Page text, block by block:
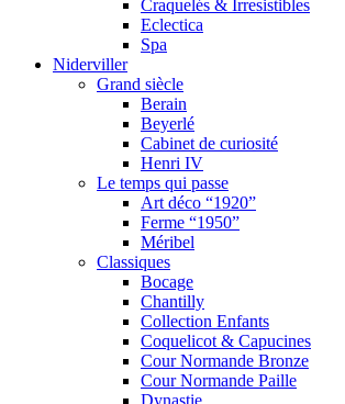
Craquelés & Irresistibles
Eclectica
Spa
Niderviller
Grand siècle
Berain
Beyerlé
Cabinet de curiosité
Henri IV
Le temps qui passe
Art déco “1920”
Ferme “1950”
Méribel
Classiques
Bocage
Chantilly
Collection Enfants
Coquelicot & Capucines
Cour Normande Bronze
Cour Normande Paille
Dynastie